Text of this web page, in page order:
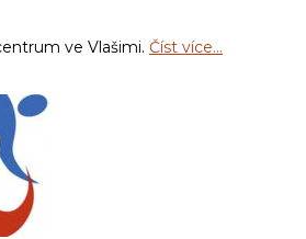
ve Vlašimi. Číst více…